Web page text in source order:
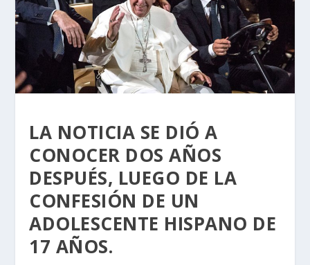
LA NOTICIA SE DIÓ A
CONOCER DOS AÑOS
DESPUÉS, LUEGO DE LA
CONFESIÓN DE UN
ADOLESCENTE HISPANO DE
17 AÑOS.